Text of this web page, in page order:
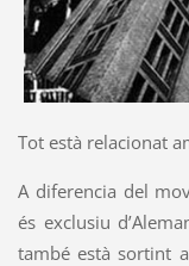
Tot està relacionat
A diferencia del
és exclusiu
també està sortint